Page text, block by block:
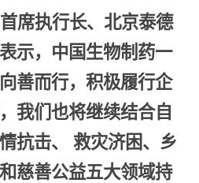
席执行长、北京泰德
示，中国生物制药一
善而行，积极履行企
我们也将继续结合自
抗击、 救灾济困、乡
慈善公益五大领域持